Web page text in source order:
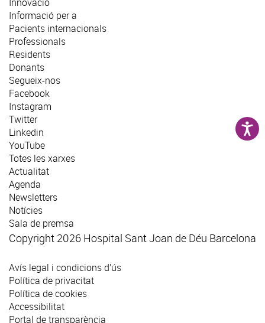
Informació per a
Pacients internacionals
Professionals
Residents
Donants
Segueix-nos
Facebook
Instagram
Twitter
Linkedin
YouTube
Totes les xarxes
Actualitat
Agenda
Newsletters
Notícies
Sala de premsa
Copyright 2026 Hospital Sant Joan de Déu Barcelona
Avís legal i condicions d’ús
Política de privacitat
Política de cookies
Accessibilitat
Portal de transparència